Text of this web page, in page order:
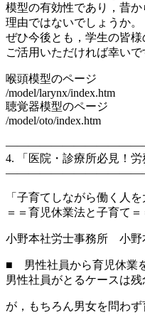
模型の有効性であり，昔
理由ではないでしょうか。
ぜひ今後とも，学生の皆様
ご活用いただければ幸いで
喉頭模型のページ
/model/larynx/index.htm
聴覚器模型のページ
/model/oto/index.htm
4. 「医院・診療所必見！労
「子育てしながら働く人を
＝＝育児休業法と子育て＝
小野本社労士事務所 小野
■ 男性社員から育児休業
男性社員がとるケースは残
が，もちろん男女を問わ